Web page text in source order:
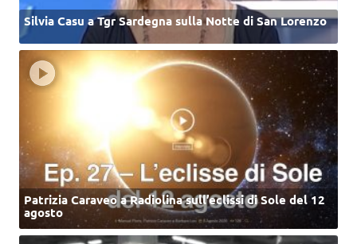
Silvia Casu a Tgr Sardegna sulla Notte di San Lorenzo
Patrizia Caraveo a Radiolina sull’eclissi di Sole del 12
agosto